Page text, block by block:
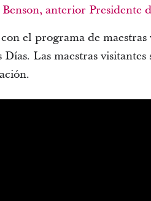
, anterior Presidente
el programa de maestras
Las maestras visitantes